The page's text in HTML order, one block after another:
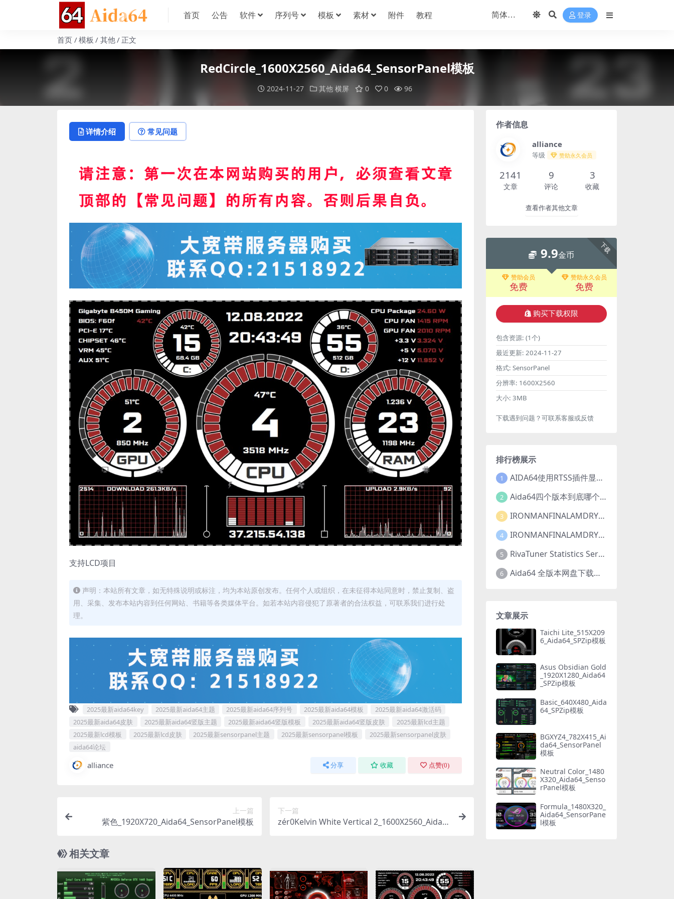
首页 公告 软件 序列号 模板 素材 附件 教程 登录
首页 模板 其他 正文
RedCircle_1600X2560_Aida64_SensorPanel模板
2024-11-27 其他 横屏 0 0 96
详情介绍 常见问题
支持LCD项目
声明：本站所有文章，如无特殊说明或标注，均为本站原创发布。任何个人或组织，在未征得本站同意时，禁止复制、盗
用、采集、发布本站内容到任何网站、书籍等各类媒体平台。如若本站内容侵犯了原著者的合法权益，可联系我们进行处
理。
2025最新aida64key 2025最新aida64主题 2025最新aida64序列号 2025最新aida64模板
2025最新aida64激活码
2025最新aida64皮肤
2025最新aida64竖版主题 2025最新aida64竖版模板 2025最新aida64竖版皮肤
2025最新lcd主题
2025最新lcd模板
2025最新lcd皮肤 2025最新sensorpanel主题 2025最新sensorpanel模板
2025最新sensorpanel皮肤
aida64论坛
alliance 分享 收藏 点赞(0)
上一篇
紫色_1920X720_Aida64_SensorPanel模板
下一篇
zér0Kelvin White Vertical 2_1600X2560_Aida6
相关文章
作者信息
alliance
等级 赞助永久会员
2141
文章
9
评论
3
收藏
查看作者其他文章
下载
9.9金币
赞助会员
免费
赞助永久会员
免费
购买下载权限
包含资源: (1个)
最近更新: 2024-11-27
格式: SensorPanel
分辨率: 1600X2560
大小: 3MB
下载遇到问题？可联系客服或反馈
排行榜展示
1 AIDA64使用RTSS插件显示FPS教程
2 Aida64四个版本到底哪个更适合你？Aida64四个版本有什么区别？
3 IRONMANFINALAMDRYZEN V1_1920X1080_Aida64_SensorPanel模板【推荐001已修复】
4 IRONMANFINALAMDRYZEN V3_1920X1080_Aida64_LCD项目【推荐001】【动态】
5 RivaTuner Statistics Server 7.3.2bata5英文版/中文版【简称rtss】下载以及安装教程
6 Aida64 全版本网盘下载地址
文章展示
Taichi Lite_515X209
6_Aida64_SPZip模板
Asus Obsidian Gold
_1920X1280_Aida64
_SPZip模板
Basic_640X480_Aida
64_SPZip模板
BGXYZ4_782X415_Ai
da64_SensorPanel
模板
Neutral Color_1480
X320_Aida64_Senso
rPanel模板
Formula_1480X320_
Aida64_SensorPane
l模板